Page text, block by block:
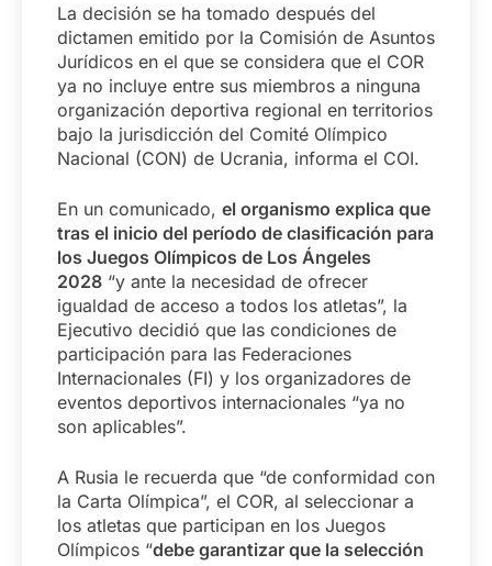
La decisión se ha tomado después del
dictamen emitido por la Comisión de Asuntos
Jurídicos en el que se considera que el COR
ya no incluye entre sus miembros a ninguna
organización deportiva regional en territorios
bajo la jurisdicción del Comité Olímpico
Nacional (CON) de Ucrania, informa el COI.
En un comunicado, el organismo explica que
tras el inicio del período de clasificación para
los Juegos Olímpicos de Los Ángeles
2028 “y ante la necesidad de ofrecer
igualdad de acceso a todos los atletas”, la
Ejecutivo decidió que las condiciones de
participación para las Federaciones
Internacionales (FI) y los organizadores de
eventos deportivos internacionales “ya no
son aplicables”.
A Rusia le recuerda que “de conformidad con
la Carta Olímpica”, el COR, al seleccionar a
los atletas que participan en los Juegos
Olímpicos “debe garantizar que la selección